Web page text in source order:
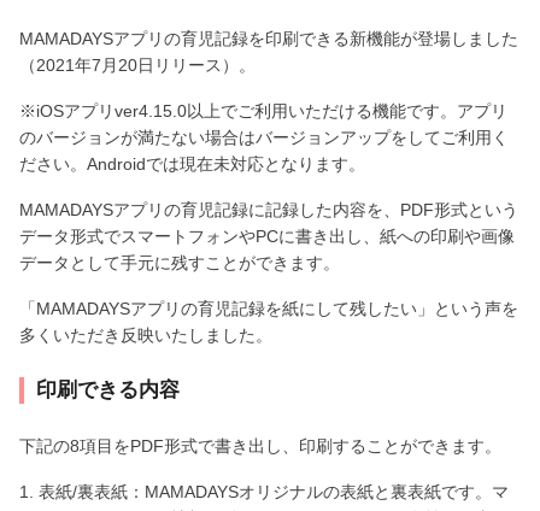
MAMADAYSアプリの育児記録を印刷できる新機能が登場しました
（2021年7月20日リリース）。
※iOSアプリver4.15.0以上でご利用いただける機能です。アプリ
のバージョンが満たない場合はバージョンアップをしてご利用く
ださい。Androidでは現在未対応となります。
MAMADAYSアプリの育児記録に記録した内容を、PDF形式という
データ形式でスマートフォンやPCに書き出し、紙への印刷や画像
データとして手元に残すことができます。
「MAMADAYSアプリの育児記録を紙にして残したい」という声を
多くいただき反映いたしました。
印刷できる内容
下記の8項目をPDF形式で書き出し、印刷することができます。
1. 表紙/裏表紙：MAMADAYSオリジナルの表紙と裏表紙です。マ